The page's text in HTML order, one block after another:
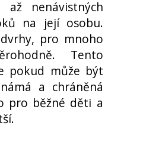
až nenávistných
na její osobu.
pro mnoho
Tento
pokud může být
a chráněná
pro běžné děti a